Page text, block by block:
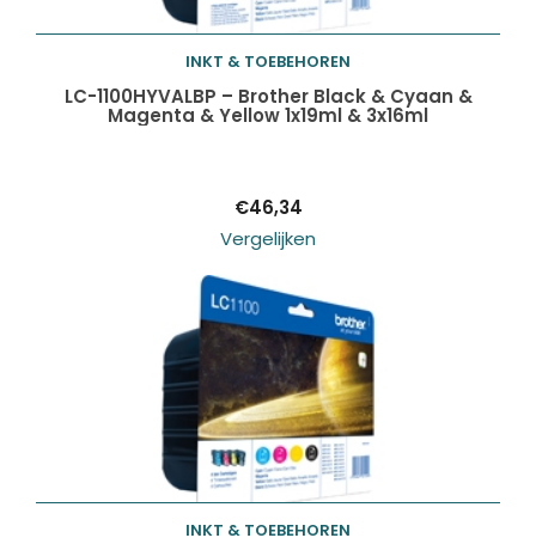
Toevoegen aan
INKT & TOEBEHOREN
LC-1100HYVALBP – Brother Black & Cyaan &
Magenta & Yellow 1x19ml & 3x16ml
€46,34
Vergelijken
INKT & TOEBEHOREN